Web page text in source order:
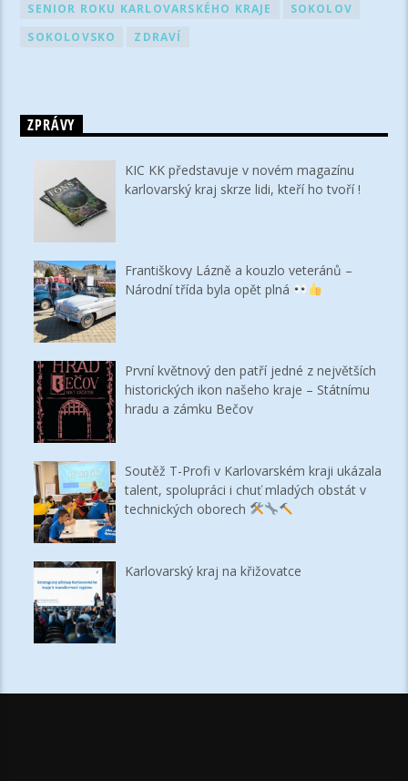
SENIOR ROKU KARLOVARSKÉHO KRAJE
SOKOLOV
SOKOLOVSKO
ZDRAVÍ
ZPRÁVY
KIC KK představuje v novém magazínu
karlovarský kraj skrze lidi, kteří ho tvoří !
Františkovy Lázně a kouzlo veteránů –
Národní třída byla opět plná
První květnový den patří jedné z největších
historických ikon našeho kraje – Státnímu
hradu a zámku Bečov
Soutěž T-Profi v Karlovarském kraji ukázala
talent, spolupráci i chuť mladých obstát v
technických oborech
Karlovarský kraj na křižovatce